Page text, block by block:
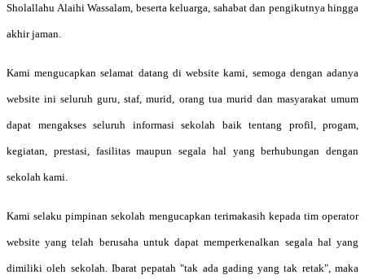
Sholallahu Alaihi Wassalam, beserta keluarga, sahabat dan pengikutnya hingga
akhir jaman.
Kami mengucapkan selamat datang di website kami, semoga dengan adanya
website ini seluruh guru, staf, murid, orang tua murid dan masyarakat umum
dapat mengakses seluruh informasi sekolah baik tentang profil, progam,
kegiatan, prestasi, fasilitas maupun segala hal yang berhubungan dengan
sekolah kami.
Kami selaku pimpinan sekolah mengucapkan terimakasih kepada tim operator
website yang telah berusaha untuk dapat memperkenalkan segala hal yang
dimiliki oleh sekolah. Ibarat pepatah "tak ada gading yang tak retak", maka